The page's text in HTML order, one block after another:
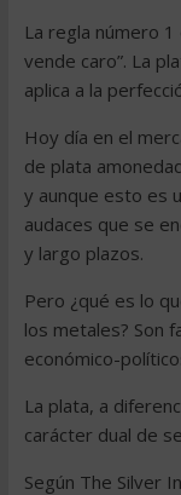
La regla número
vende caro”. La
aplica a la
Hoy día en el
de plata
y aunque esto es
audaces que se
y largo plazos.
Pero ¿qué es lo
los metales? Son
económico-
La plata, a
carácter dual de
Según The Silver